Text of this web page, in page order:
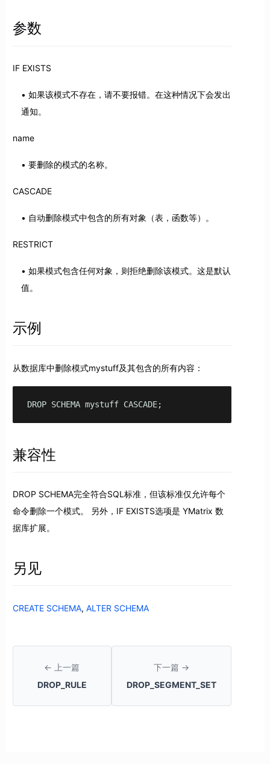
参数
IF EXISTS
如果该模式不存在，请不要报错。在这种情况下会发出
通知。
name
要删除的模式的名称。
CASCADE
自动删除模式中包含的所有对象（表，函数等）。
RESTRICT
如果模式包含任何对象，则拒绝删除该模式。这是默认
值。
示例
从数据库中删除模式mystuff及其包含的所有内容：
DROP SCHEMA mystuff CASCADE;
兼容性
DROP SCHEMA完全符合SQL标准，但该标准仅允许每个
命令删除一个模式。 另外，IF EXISTS选项是 YMatrix 数
据库扩展。
另见
CREATE SCHEMA, ALTER SCHEMA
← 上一篇
DROP_RULE
下一篇 →
DROP_SEGMENT_SET